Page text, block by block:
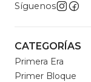
Síguenos
CATEGORÍAS
Primera Era
Primer Bloque